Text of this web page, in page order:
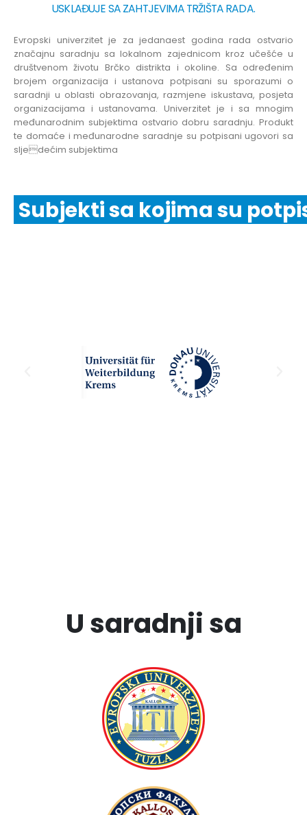
USKLAĐUJE SA ZAHTJEVIMA TRŽIŠTA RADA.
Evropski univerzitet je za jedanaest godina rada ostvario
značajnu saradnju sa lokalnom zajednicom kroz učešće u
društvenom životu Brčko distrikta i okoline. Sa određenim
brojem organizacija i ustanova potpisani su sporazumi o
saradnji u oblasti obrazovanja, razmjene iskustava, posjeta
organizacijama i ustanovama. Univerzitet je i sa mnogim
međunarodnim subjektima ostvario dobru saradnju. Produkt
te domaće i međunarodne saradnje su potpisani ugovori sa
sljedećim subjektima
Subjekti sa kojima su
U saradnji sa